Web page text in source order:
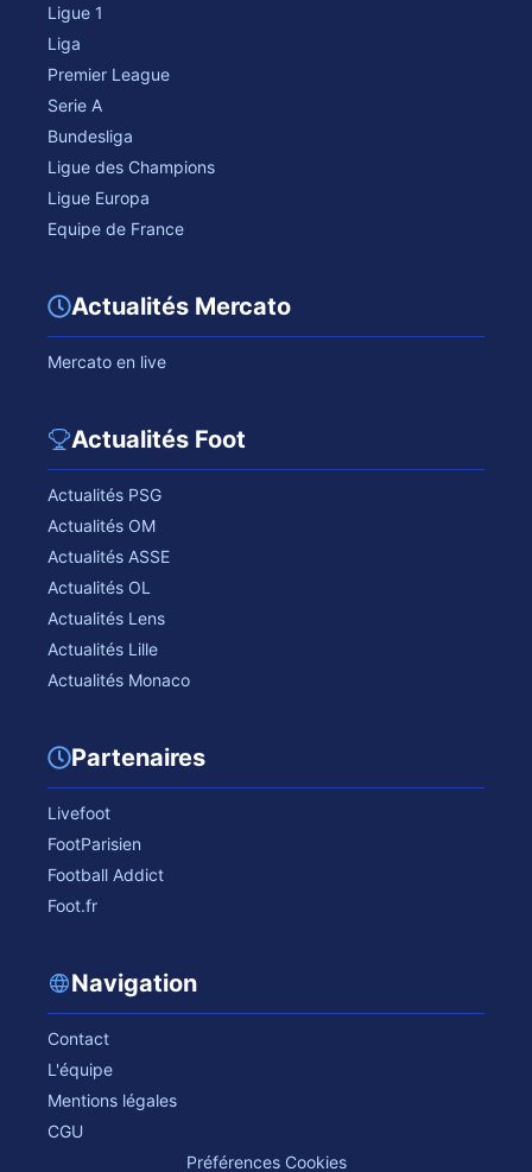
Ligue 1
Liga
Premier League
Serie A
Bundesliga
Ligue des Champions
Ligue Europa
Equipe de France
Actualités Mercato
Mercato en live
Actualités Foot
Actualités PSG
Actualités OM
Actualités ASSE
Actualités OL
Actualités Lens
Actualités Lille
Actualités Monaco
Partenaires
Livefoot
FootParisien
Football Addict
Foot.fr
Navigation
Contact
L'équipe
Mentions légales
CGU
Préférences Cookies